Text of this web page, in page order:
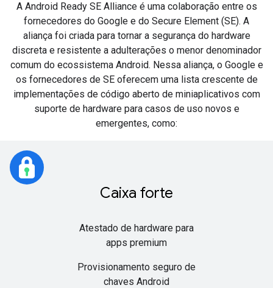
A Android Ready SE Alliance é uma colaboração entre os
fornecedores do Google e do Secure Element (SE). A
aliança foi criada para tornar a segurança do hardware
discreta e resistente a adulterações o menor denominador
comum do ecossistema Android. Nessa aliança, o Google e
os fornecedores de SE oferecem uma lista crescente de
implementações de código aberto de miniaplicativos com
suporte de hardware para casos de uso novos e
emergentes, como:
Caixa forte
Atestado de hardware para
apps premium
Provisionamento seguro de
chaves Android